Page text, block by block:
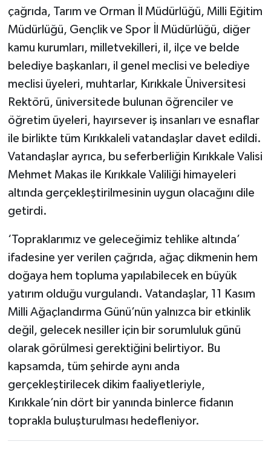
çağrıda, Tarım ve Orman İl Müdürlüğü, Milli Eğitim
Müdürlüğü, Gençlik ve Spor İl Müdürlüğü, diğer
kamu kurumları, milletvekilleri, il, ilçe ve belde
belediye başkanları, il genel meclisi ve belediye
meclisi üyeleri, muhtarlar, Kırıkkale Üniversitesi
Rektörü, üniversitede bulunan öğrenciler ve
öğretim üyeleri, hayırsever iş insanları ve esnaflar
ile birlikte tüm Kırıkkaleli vatandaşlar davet edildi.
Vatandaşlar ayrıca, bu seferberliğin Kırıkkale Valisi
Mehmet Makas ile Kırıkkale Valiliği himayeleri
altında gerçekleştirilmesinin uygun olacağını dile
getirdi.
‘Topraklarımız ve geleceğimiz tehlike altında’
ifadesine yer verilen çağrıda, ağaç dikmenin hem
doğaya hem topluma yapılabilecek en büyük
yatırım olduğu vurgulandı. Vatandaşlar, 11 Kasım
Milli Ağaçlandırma Günü’nün yalnızca bir etkinlik
değil, gelecek nesiller için bir sorumluluk günü
olarak görülmesi gerektiğini belirtiyor. Bu
kapsamda, tüm şehirde aynı anda
gerçekleştirilecek dikim faaliyetleriyle,
Kırıkkale’nin dört bir yanında binlerce fidanın
toprakla buluşturulması hedefleniyor.